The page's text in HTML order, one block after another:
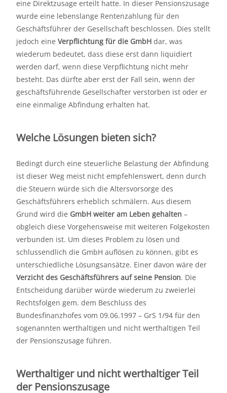
eine Direktzusage erteilt hatte. In dieser Pensionszusage
wurde eine lebenslange Rentenzahlung für den
Geschäftsführer der Gesellschaft beschlossen. Dies stellt
jedoch eine Verpflichtung für die GmbH dar, was
wiederum bedeutet, dass diese erst dann liquidiert
werden darf, wenn diese Verpflichtung nicht mehr
besteht. Das dürfte aber erst der Fall sein, wenn der
geschäftsführende Gesellschafter verstorben ist oder er
eine einmalige Abfindung erhalten hat.
Welche Lösungen bieten sich?
Bedingt durch eine steuerliche Belastung der Abfindung
ist dieser Weg meist nicht empfehlenswert, denn durch
die Steuern würde sich die Altersvorsorge des
Geschäftsführers erheblich schmälern. Aus diesem
Grund wird die GmbH weiter am Leben gehalten –
obgleich diese Vorgehensweise mit weiteren Folgekosten
verbunden ist. Um dieses Problem zu lösen und
schlussendlich die GmbH auflösen zu können, gibt es
unterschiedliche Lösungsansätze. Einer davon wäre der
Verzicht des Geschäftsführers auf seine Pension. Die
Entscheidung darüber würde wiederum zu zweierlei
Rechtsfolgen gem. dem Beschluss des
Bundesfinanzhofes vom 09.06.1997 – GrS 1/94 für den
sogenannten werthaltigen und nicht werthaltigen Teil
der Pensionszusage führen.
Werthaltiger und nicht werthaltiger Teil
der Pensionszusage